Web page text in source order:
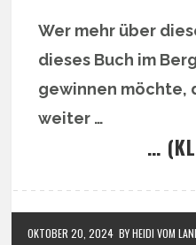
Wer mehr über
dieses Buch im
gewinnen möchte,
weiter …
…
OKTOBER 20, 2024 BY HEIDI VOM